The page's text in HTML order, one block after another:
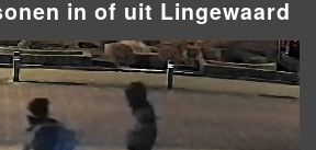
in of uit Lingewaard